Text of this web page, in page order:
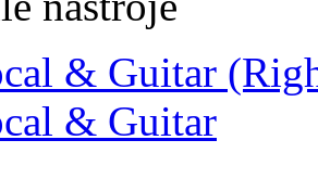
& Guitar
& Guitar